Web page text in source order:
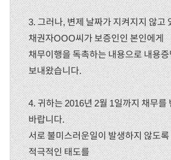
3. 그러나, 변제 날짜가 지켜지지 않고
채권자OOO씨가 보증인인 본인에게
채무이행을 독촉하는 내용으로 내용
보내왔습니다.
4. 귀하는 2016년 2월 1일까지 채무를
바랍니다.
서로 불미스러운일이 발생하지 않도
적극적인 태도를